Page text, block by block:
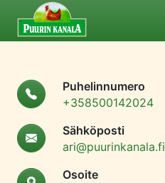
Puhelinnumero
+358500142024
Sähköposti
ari@puurinkanala.fi
Osoite